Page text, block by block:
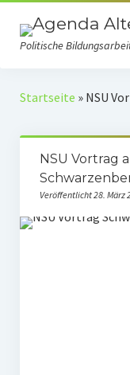
Politische
Verein
Presse
Auszeichnungen
Spenden
Startseite » NSU
NSU Vortrag
Veröffentlicht 28. März